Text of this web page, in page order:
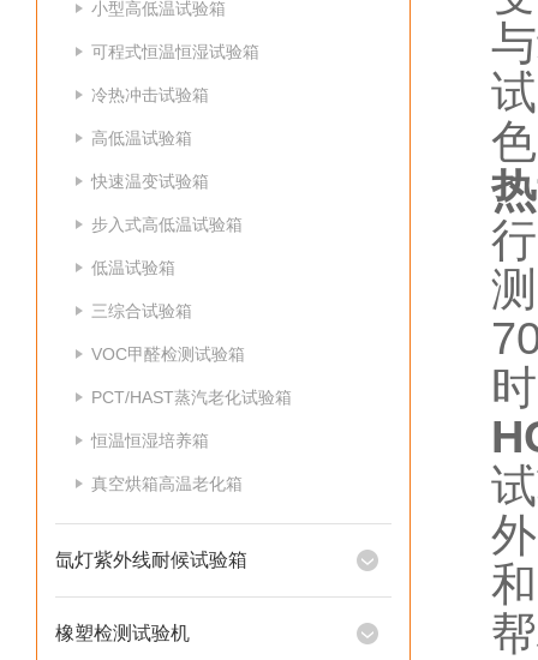
小型高低温试验箱
可程式恒温恒湿试验箱
冷热冲击试验箱
高低温试验箱
快速温变试验箱
步入式高低温试验箱
低温试验箱
三综合试验箱
VOC甲醛检测试验箱
PCT/HAST蒸汽老化试验箱
恒温恒湿培养箱
真空烘箱高温老化箱
氙灯紫外线耐候试验箱
橡塑检测试验机